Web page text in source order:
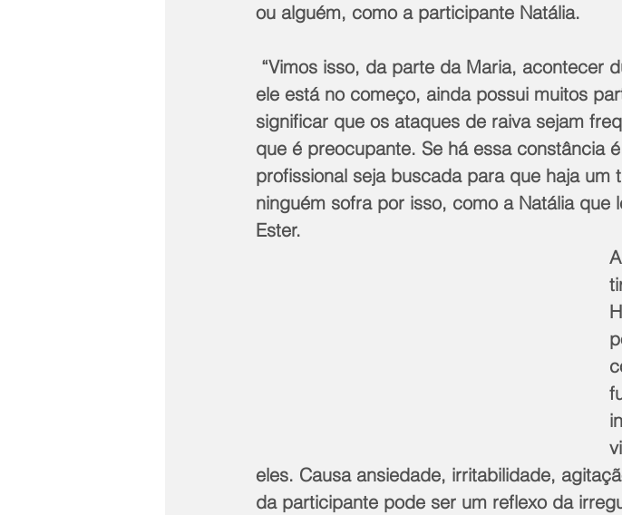
ou alguém, como a participante Natália.
ele está no começo, ainda possui muitos
significar que os ataques de raiva sejam
que é preocupante. Se há essa constância
profissional seja buscada para que haja
ninguém sofra por isso, como a Natália que
Ester.
eles. Causa ansiedade, irritabilidade,
da participante pode ser um reflexo da